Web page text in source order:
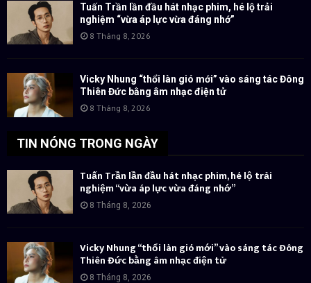
Tuấn Trần lần đầu hát nhạc phim, hé lộ trải
nghiệm “vừa áp lực vừa đáng nhớ”
8 Tháng 8, 2026
Vicky Nhung “thổi làn gió mới” vào sáng tác Đông
Thiên Đức bằng âm nhạc điện tử
8 Tháng 8, 2026
TIN NÓNG TRONG NGÀY
Tuấn Trần lần đầu hát nhạc phim, hé lộ trải
nghiệm “vừa áp lực vừa đáng nhớ”
8 Tháng 8, 2026
Vicky Nhung “thổi làn gió mới” vào sáng tác Đông
Thiên Đức bằng âm nhạc điện tử
8 Tháng 8, 2026